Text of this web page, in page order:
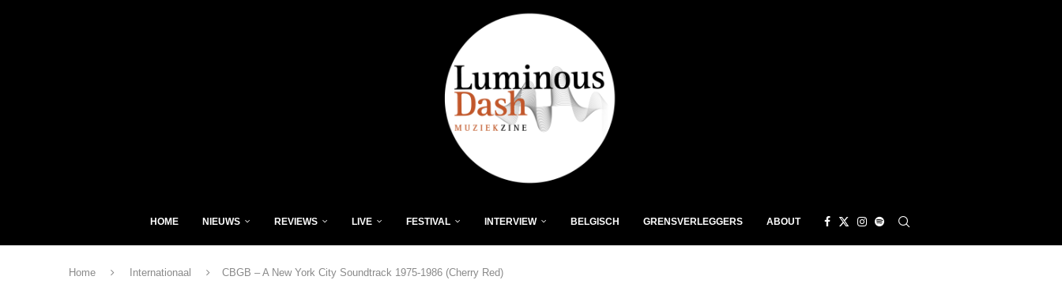
HOME NIEUWS REVIEWS LIVE FESTIVAL INTERVIEW BELGISCH GRENSVERLEGGERS ABOUT
Home Internationaal CBGB – A New York City Soundtrack 1975-1986 (Cherry Red)